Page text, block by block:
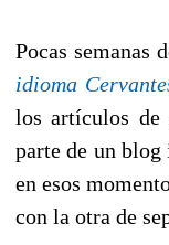
Pocas semanas
idioma
los artículos de
parte de un
en esos
con la otra de